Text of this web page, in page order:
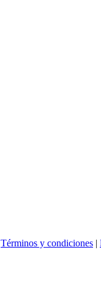
Términos y condiciones |